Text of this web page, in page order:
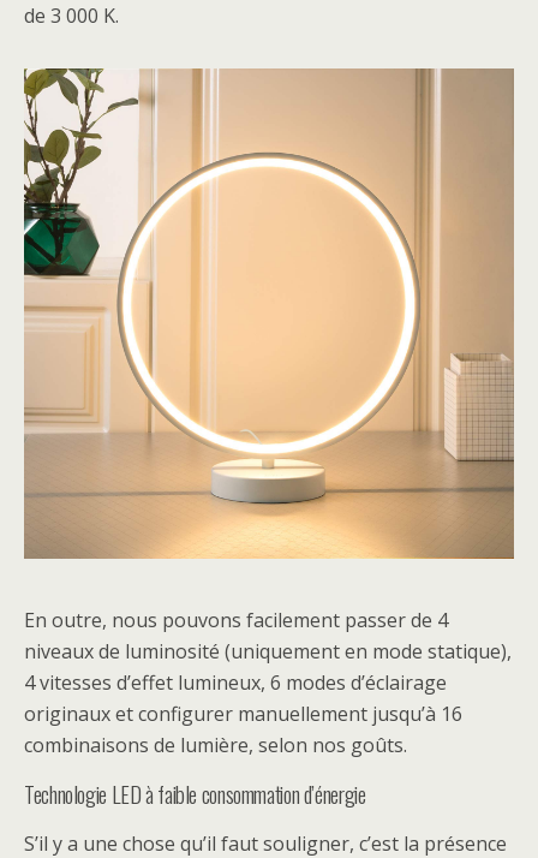
de 3 000 K.
En outre, nous pouvons facilement passer de 4
niveaux de luminosité (uniquement en mode statique),
4 vitesses d’effet lumineux, 6 modes d’éclairage
originaux et configurer manuellement jusqu’à 16
combinaisons de lumière, selon nos goûts.
Technologie LED à faible consommation d’énergie
S’il y a une chose qu’il faut souligner, c’est la présence